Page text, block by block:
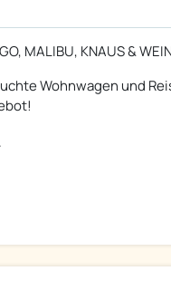
MALIBU, KNAUS &
Wohnwagen und